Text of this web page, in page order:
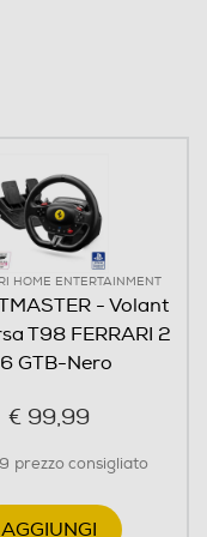
HOME ENTERTAINMENT
- Volant
T98 FERRARI 2
GTB-Nero
€ 99,99
prezzo consigliato
AGGIUNGI